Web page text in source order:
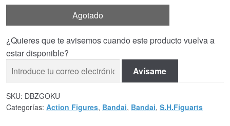
Agotado
¿Quieres que te avisemos cuando este producto vuelva a
estar disponible?
Avísame
SKU: DBZGOKU
Categorías: Action Figures, Bandai, Bandai, S.H.Figuarts